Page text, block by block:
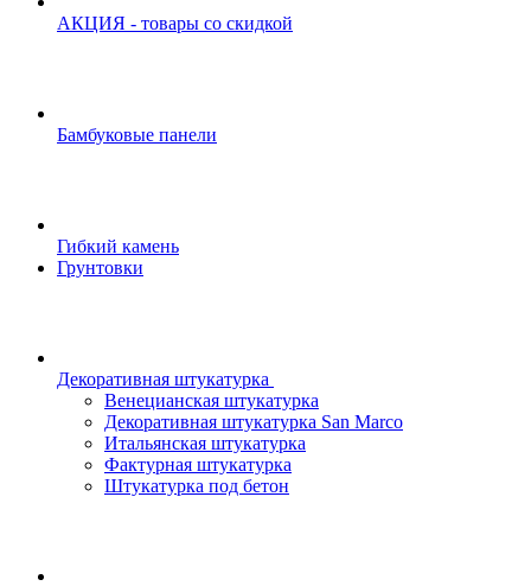
АКЦИЯ - товары со скидкой
Бамбуковые панели
Гибкий камень
Грунтовки
Декоративная штукатурка
Венецианская штукатурка
Декоративная штукатурка San Marco
Итальянская штукатурка
Фактурная штукатурка
Штукатурка под бетон